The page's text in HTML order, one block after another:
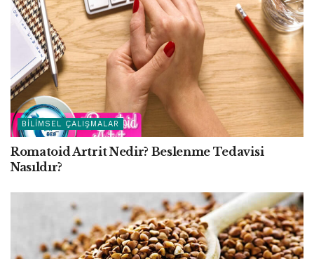
BILIMSEL ÇALIŞMALAR
Romatoid Artrit Nedir? Beslenme Tedavisi
Nasıldır?